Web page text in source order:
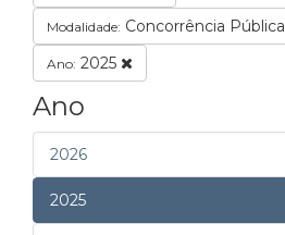
Modalidade: Concorrência Pública
Ano: 2025
Ano
2026
2025